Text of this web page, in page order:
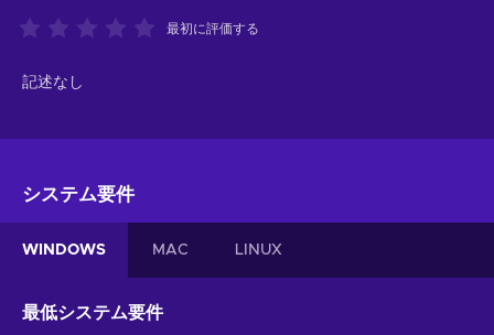
最初に評価する
記述なし
システム要件
WINDOWS MAC LINUX
最低システム要件